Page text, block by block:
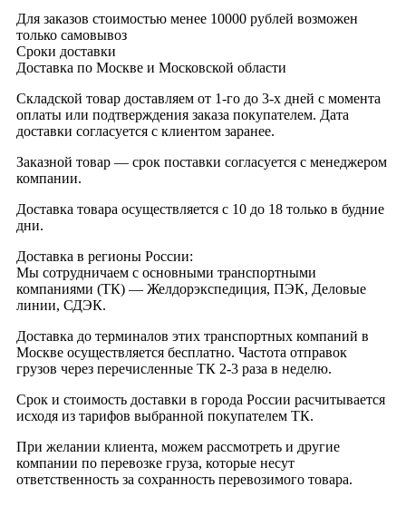
Для заказов стоимостью менее 10000 рублей возможен
только самовывоз
Сроки доставки
Доставка по Москве и Московской области
Складской товар доставляем от 1-го до 3-х дней с момента
оплаты или подтверждения заказа покупателем. Дата
доставки согласуется с клиентом заранее.
Заказной товар — срок поставки согласуется с менеджером
компании.
Доставка товара осуществляется с 10 до 18 только в будние
дни.
Доставка в регионы России:
Мы сотрудничаем с основными транспортными
компаниями (ТК) — Желдорэкспедиция, ПЭК, Деловые
линии, СДЭК.
Доставка до терминалов этих транспортных компаний в
Москве осуществляется бесплатно. Частота отправок
грузов через перечисленные ТК 2-3 раза в неделю.
Срок и стоимость доставки в города России расчитывается
исходя из тарифов выбранной покупателем ТК.
При желании клиента, можем рассмотреть и другие
компании по перевозке груза, которые несут
ответственность за сохранность перевозимого товара.